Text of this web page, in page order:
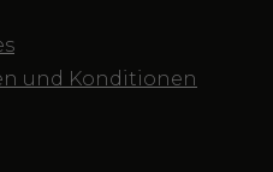
und Konditionen